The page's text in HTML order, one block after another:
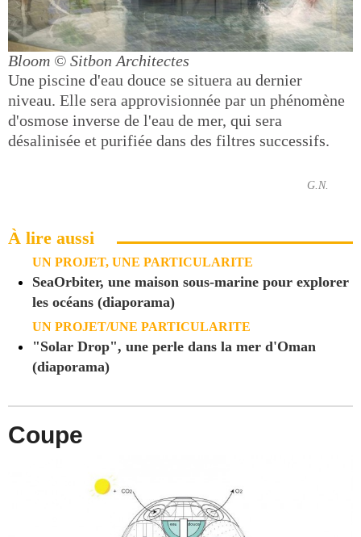
Bloom © Sitbon Architectes
Une piscine d'eau douce se situera au dernier
niveau. Elle sera approvisionnée par un phénomène
d'osmose inverse de l'eau de mer, qui sera
désalinisée et purifiée dans des filtres successifs.
G.N.
À lire aussi
UN PROJET, UNE PARTICULARITE
SeaOrbiter, une maison sous-marine pour explorer
les océans (diaporama)
UN PROJET/UNE PARTICULARITE
"Solar Drop", une perle dans la mer d'Oman
(diaporama)
Coupe